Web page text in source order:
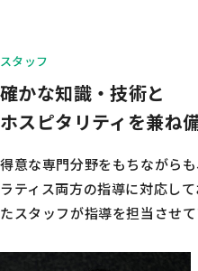
スタッフ
確かな知識・技術と
ホスピタリティを兼ね
得意な専門分野をもちながら
ラティス両方の指導に対応して
たスタッフが指導を担当させて